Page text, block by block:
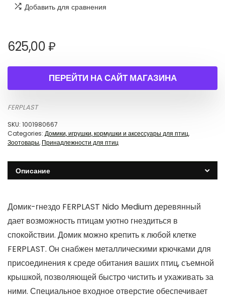
Добавить для сравнения
625,00₽
ПЕРЕЙТИ НА САЙТ МАГАЗИНА
FERPLAST
SKU: 1001980667
Categories: Домики, игрушки, кормушки и аксессуары для птиц,
Зоотовары, Принадлежности для птиц
Описание
Домик-гнездо FERPLAST Nido Medium деревянный
дает возможность птицам уютно гнездиться в
спокойствии. Домик можно крепить к любой клетке
FERPLAST. Он снабжен металлическими крючками для
присоединения к среде обитания ваших птиц, съемной
крышкой, позволяющей быстро чистить и ухаживать за
ними. Специальное входное отверстие обеспечивает